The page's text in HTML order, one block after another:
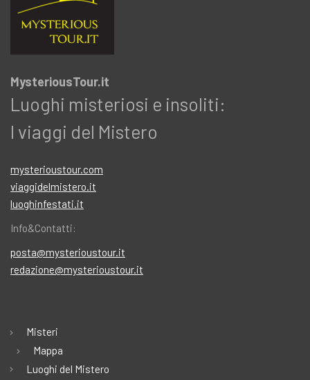
MysteriousTour.it
Luoghi misteriosi e insoliti:
I viaggi del Mistero
mysterioustour.com
viaggidelmistero.it
luoghinfestati.it
Info&Contatti:
posta@mysterioustour.it
redazione@mysterioustour.it
Misteri
Mappa
Luoghi del Mistero